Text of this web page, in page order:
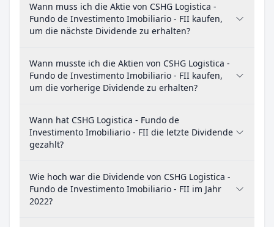
Wann muss ich die Aktie von CSHG Logistica -
Fundo de Investimento Imobiliario - FII kaufen,
um die nächste Dividende zu erhalten?
Wann musste ich die Aktien von CSHG Logistica -
Fundo de Investimento Imobiliario - FII kaufen,
um die vorherige Dividende zu erhalten?
Wann hat CSHG Logistica - Fundo de
Investimento Imobiliario - FII die letzte Dividende
gezahlt?
Wie hoch war die Dividende von CSHG Logistica -
Fundo de Investimento Imobiliario - FII im Jahr
2022?